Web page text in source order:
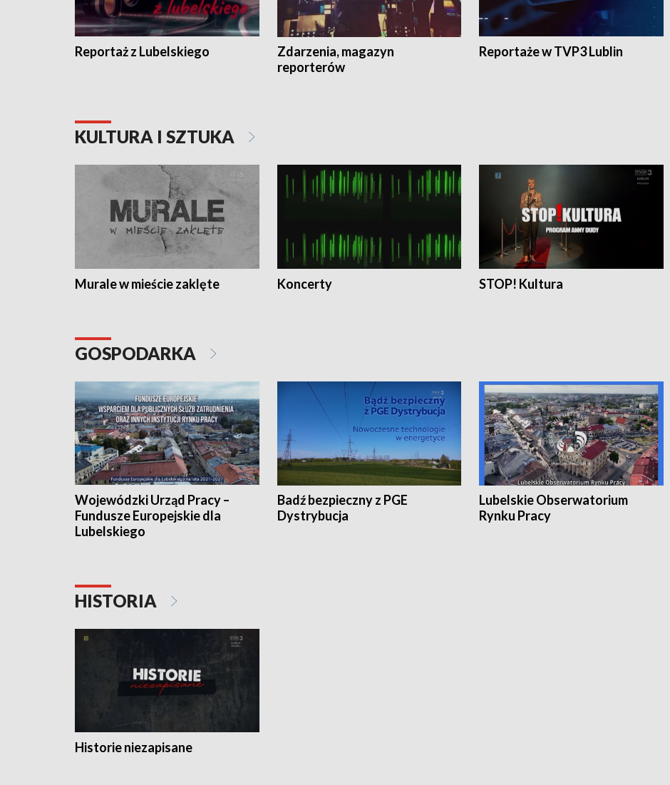
Reportaż z Lubelskiego
Zdarzenia, magazyn
reporterów
Reportaże w TVP3 Lublin
KULTURA I SZTUKA
Murale w mieście zaklęte Koncerty STOP! Kultura
GOSPODARKA
Wojewódzki Urząd Pracy –
Fundusze Europejskie dla
Lubelskiego
Badź bezpieczny z PGE
Dystrybucja
Lubelskie Obserwatorium
Rynku Pracy
HISTORIA
Historie niezapisane